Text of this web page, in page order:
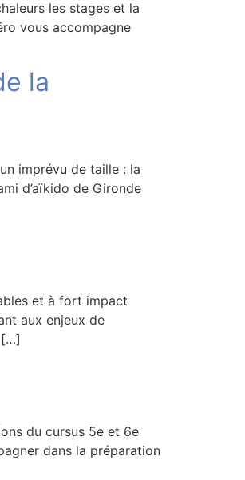
les stages et la
vous accompagne
la
imprévu de taille : la
d’aïkido de Gironde
et à fort impact
aux enjeux de
[…]
du cursus 5e et 6e
dans la préparation